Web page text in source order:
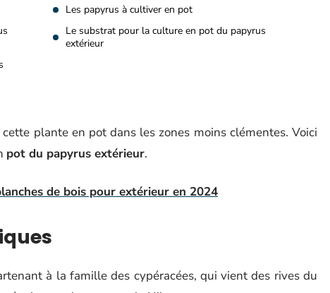
Les papyrus à cultiver en pot
Le substrat pour la culture en pot du papyrus
extérieur
plante en pot dans les zones moins clémentes. Voici
pot du papyrus extérieur.
de bois pour extérieur en 2024
à la famille des cypéracées, qui vient des rives du